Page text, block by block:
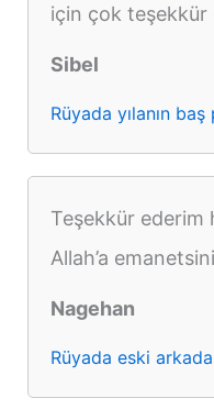
için çok teşekkür
Sibel
Rüyada yılanın baş
Teşekkür ederim
Allah’a
Nagehan
Rüyada eski